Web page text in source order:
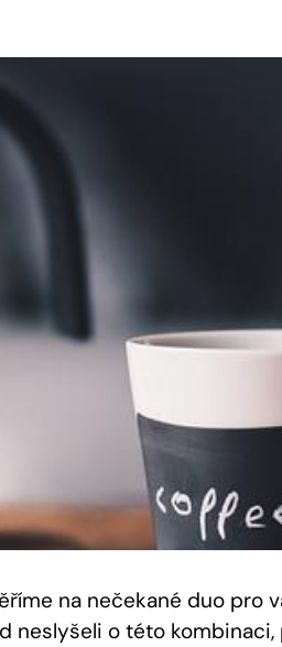
na nečekané duo pro
neslyšeli o této